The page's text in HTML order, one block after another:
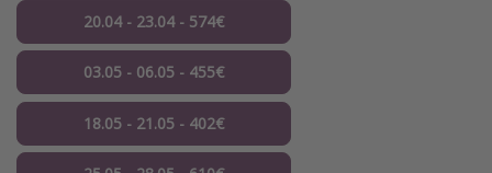
20.04 - 23.04 - 574€
03.05 - 06.05 - 455€
18.05 - 21.05 - 402€